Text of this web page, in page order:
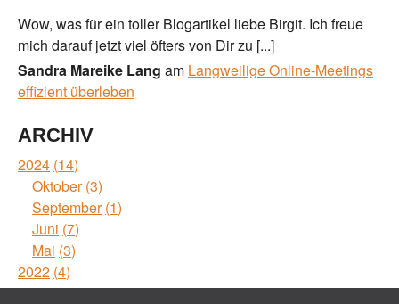
Wow, was für ein toller Blogartikel liebe Birgit. Ich freue
mich darauf jetzt viel öfters von Dir zu [...]
Sandra Mareike Lang am Langweilige Online-Meetings
effizient überleben
ARCHIV
2024 14
Oktober 3
September 1
Juni 7
Mai 3
2022 4
Mai 1